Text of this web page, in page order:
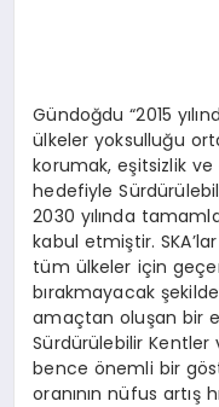
Gündoğdu “2015
ülkeler yoksulluğu
korumak, eşitsizlik
hedefiyle
2030 yılında
kabul etmiştir.
tüm ülkeler için
bırakmayacak
amaçtan oluşan bir
Sürdürülebilir Kentler
bence önemli bir
oranının nüfus artış